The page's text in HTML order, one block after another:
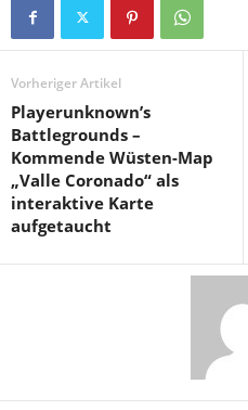
Vorheriger Artikel
Playerunknown’s
Battlegrounds –
Kommende Wüsten-Map
„Valle Coronado“ als
interaktive Karte
aufgetaucht